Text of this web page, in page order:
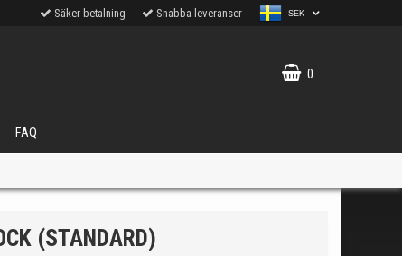
Säker betalning Snabba leveranser SEK
0
FAQ
(STANDARD)